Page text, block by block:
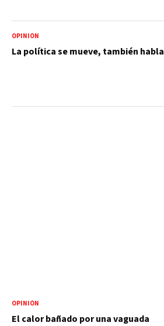
OPINIÓN
La política se mueve, también habla
OPINIÓN
El calor bañado por una vaguada